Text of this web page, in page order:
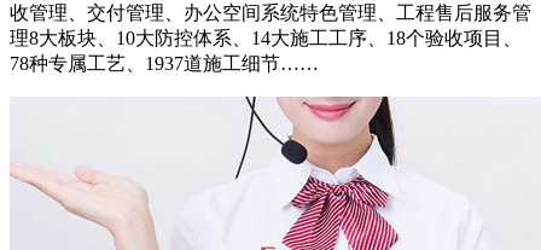
收管理、交付管理、办公空间系统特色管理、工程售后服务管
理8大板块、10大防控体系、14大施工工序、18个验收项目、
78种专属工艺、1937道施工细节……